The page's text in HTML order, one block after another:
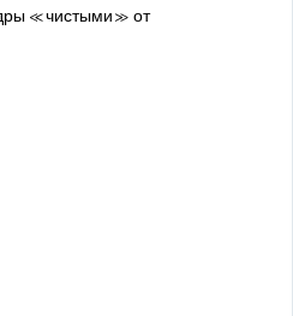
«чистыми» от